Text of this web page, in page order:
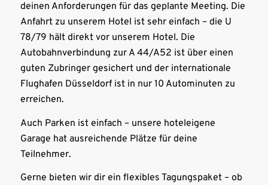
deinen Anforderungen für das geplante Meeting. Die
Anfahrt zu unserem Hotel ist sehr einfach – die U
78/79 hält direkt vor unserem Hotel. Die
Autobahnverbindung zur A 44/A52 ist über einen
guten Zubringer gesichert und der internationale
Flughafen Düsseldorf ist in nur 10 Autominuten zu
erreichen.
Auch Parken ist einfach – unsere hoteleigene
Garage hat ausreichende Plätze für deine
Teilnehmer.
Gerne bieten wir dir ein flexibles Tagungspaket – ob